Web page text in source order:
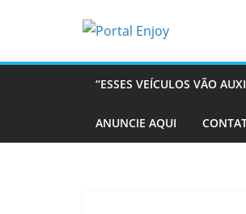
“ESSES VEÍCULOS VÃO
ANUNCIE AQUI